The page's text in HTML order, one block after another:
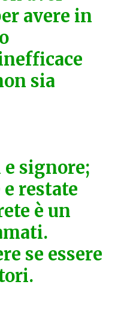
avere in
sia
signore;
restate
è un
se essere